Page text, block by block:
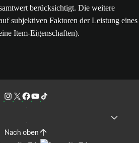
berücksichtigt. Die weitere
subjektiven Faktoren der Leistung eines
Item-Eigenschaften).
Nach oben